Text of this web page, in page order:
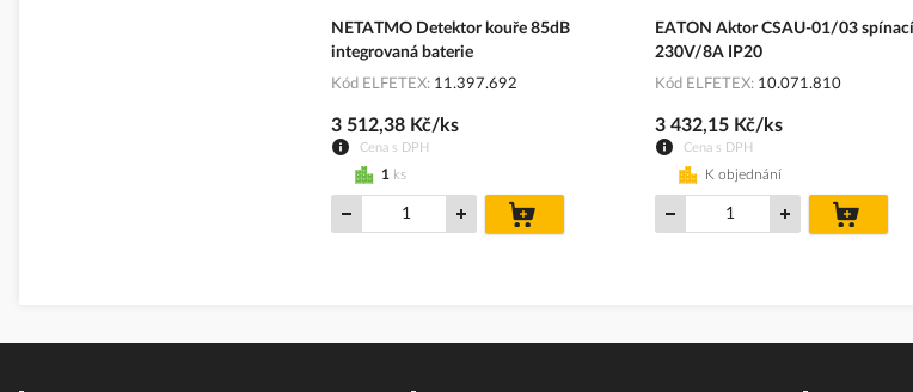
NETATMO Detektor kouře 85dB
integrovaná baterie
Kód ELFETEX 11.397.692
Cena s DPH
3 512,38 Kč/ks
1 ks
košíku
EATON Aktor CSAU-01/03 spínací
230V/8A IP20
Kód ELFETEX 10.071.810
Cena s DPH
3 432,15 Kč/ks
K objednání
košíku